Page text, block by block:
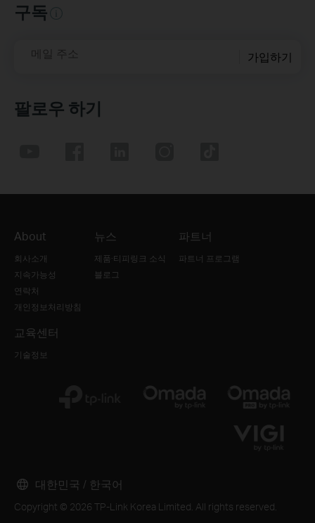
구독
메일 주소 가입하기
팔로우 하기
About
회사소개
지속가능성
연락처
개인정보처리방침
뉴스
제품·티피링크 소식
블로그
파트너
파트너 프로그램
교육센터
기술정보
Copyright © 2026 TP-Link Korea Limited. All rights reserved.
대한민국 / 한국어